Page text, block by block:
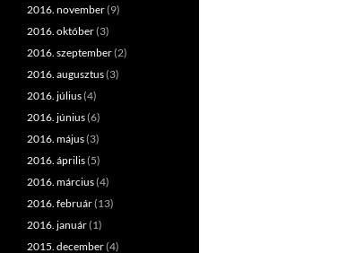
2016. november(9)
2016. október(3)
2016. szeptember(2)
2016. augusztus(3)
2016. július(4)
2016. június(6)
2016. május(3)
2016. április(5)
2016. március(4)
2016. február(13)
2016. január(1)
2015. december(4)